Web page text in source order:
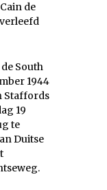
de
South
1944
Staffords
19
te
Duitse